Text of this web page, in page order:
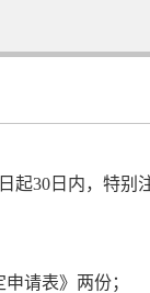
起30日内，特别
申请表》两份；